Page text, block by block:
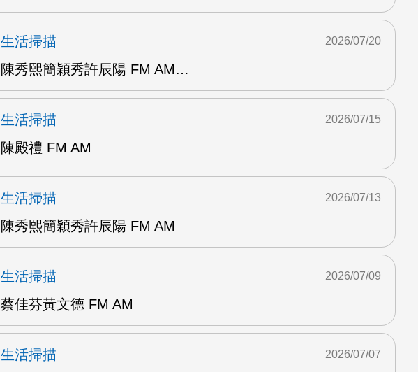
生活掃描
陳秀熙簡穎秀許辰陽 FM AM…
2026/07/20
生活掃描
陳殿禮 FM AM
2026/07/15
生活掃描
陳秀熙簡穎秀許辰陽 FM AM
2026/07/13
生活掃描
蔡佳芬黃文德 FM AM
2026/07/09
生活掃描
2026/07/07